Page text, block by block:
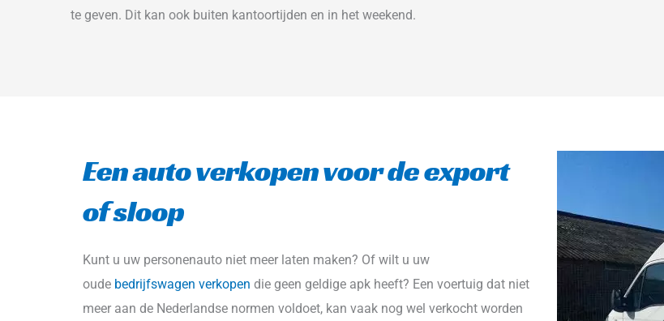
te geven. Dit kan ook buiten kantoortijden en in het weekend.
Een auto verkopen voor de export
of sloop
Kunt u uw personenauto niet meer laten maken? Of wilt u uw
oude bedrijfswagen verkopen die geen geldige apk heeft? Een voertuig dat niet
meer aan de Nederlandse normen voldoet, kan vaak nog wel verkocht worden